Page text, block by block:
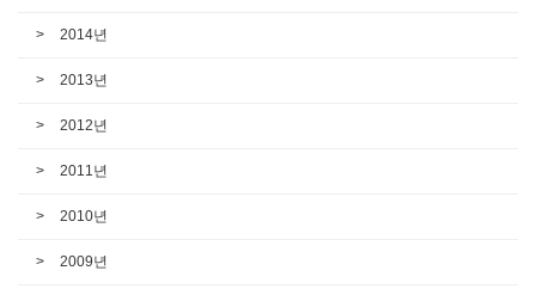
2014년
2013년
2012년
2011년
2010년
2009년